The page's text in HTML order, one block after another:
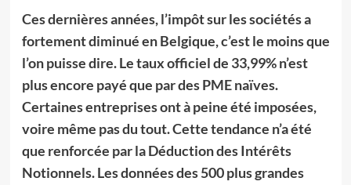
Ces dernières années, l’impôt sur les sociétés a
fortement diminué en Belgique, c’est le moins que
l’on puisse dire. Le taux officiel de 33,99% n’est
plus encore payé que par des PME naïves.
Certaines entreprises ont à peine été imposées,
voire même pas du tout. Cette tendance n’a été
que renforcée par la Déduction des Intérêts
Notionnels. Les données des 500 plus grandes